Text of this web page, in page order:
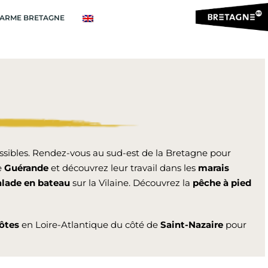
BRETAGNE
Rendez-vous au sud-est de la Bretagne pour
Guérande et découvrez leur travail dans les marais
en bateau sur la Vilaine. Découvrez la pêche à pied
en Loire-Atlantique du côté de Saint-Nazaire pour